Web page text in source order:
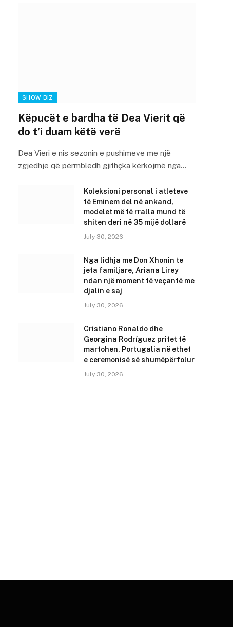
SHOW BIZ
Këpucët e bardha të Dea Vierit që
do t’i duam këtë verë
Dea Vieri e nis sezonin e pushimeve me një
zgjedhje që përmbledh gjithçka kërkojmë nga…
Koleksioni personal i atleteve
të Eminem del në ankand,
modelet më të rralla mund të
shiten deri në 35 mijë dollarë
July 30, 2026
Nga lidhja me Don Xhonin te
jeta familjare, Ariana Lirey
ndan një moment të veçantë me
djalin e saj
July 30, 2026
Cristiano Ronaldo dhe
Georgina Rodríguez pritet të
martohen, Portugalia në ethet
e ceremonisë së shumëpërfolur
July 30, 2026